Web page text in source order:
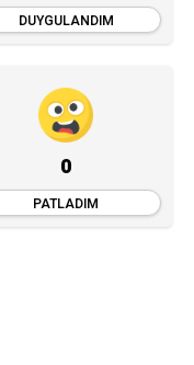
DUYGULANDIM
0
PATLADIM